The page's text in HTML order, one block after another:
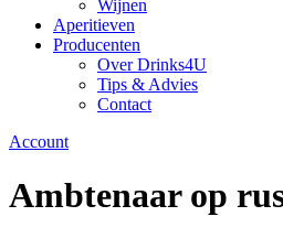
Wijnen
Aperitieven
Producenten
Over Drinks4U
Tips & Advies
Contact
Account
Ambtenaar op